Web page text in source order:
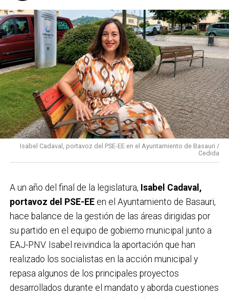
Isabel Cadaval, portavoz del PSE-EE en el Ayuntamiento de Basauri /
Cedida
A un año del final de la legislatura, Isabel Cadaval,
portavoz del PSE-EEen el Ayuntamiento de Basauri,
hace balance de la gestión de las áreas dirigidas por
su partido en el equipo de gobierno municipal junto a
EAJ-PNV. Isabel reivindica la aportación que han
realizado los socialistas en la acción municipal y
repasa algunos de los principales proyectos
desarrollados durante el mandato y aborda cuestiones